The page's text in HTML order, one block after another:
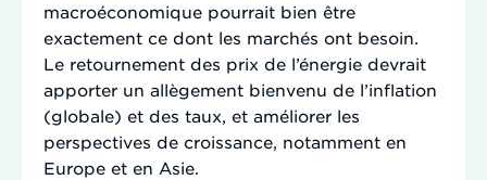
macroéconomique pourrait bien être
exactement ce dont les marchés ont besoin.
Le retournement des prix de l’énergie devrait
apporter un allègement bienvenu de l’inflation
(globale) et des taux, et améliorer les
perspectives de croissance, notamment en
Europe et en Asie.